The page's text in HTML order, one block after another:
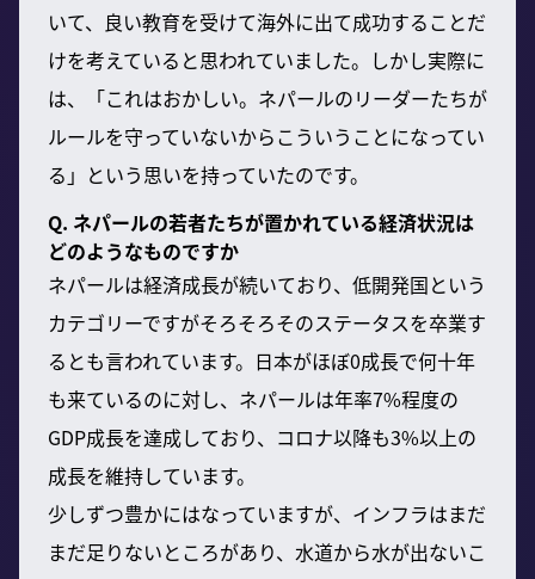
いて、良い教育を受けて海外に出て成功することだ
けを考えていると思われていました。しかし実際に
は、「これはおかしい。ネパールのリーダーたちが
ルールを守っていないからこういうことになってい
る」という思いを持っていたのです。
Q. ネパールの若者たちが置かれている経済状況は
どのようなものですか
ネパールは経済成長が続いており、低開発国という
カテゴリーですがそろそろそのステータスを卒業す
るとも言われています。日本がほぼ0成長で何十年
も来ているのに対し、ネパールは年率7%程度の
GDP成長を達成しており、コロナ以降も3%以上の
成長を維持しています。
少しずつ豊かにはなっていますが、インフラはまだ
まだ足りないところがあり、水道から水が出ないこ